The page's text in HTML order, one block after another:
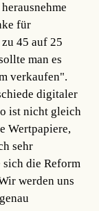
für
45 auf 25
man es
verkaufen".
digitaler
ist nicht gleich
Wertpapiere,
sehr
sich die Reform
werden uns